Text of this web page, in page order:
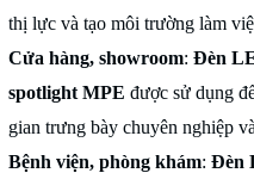
thị lực và tạo môi trường làm
Cửa hàng, showroom: Đèn
spotlight MPE được sử dụng
gian trưng bày chuyên nghiệp
Bệnh viện, phòng khám: Đèn